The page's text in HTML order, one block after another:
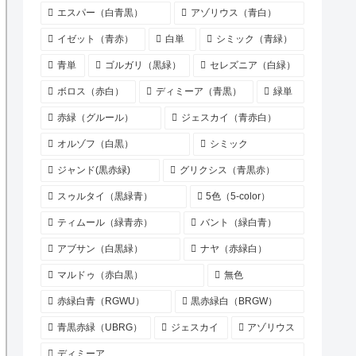
エスパー（白青黒） アゾリウス（青白）
イゼット（青赤） 白単 シミック（青緑）
青単 ゴルガリ（黒緑） セレズニア（白緑）
ボロス（赤白） ディミーア（青黒） 緑単
赤緑（グルール） ジェスカイ（青赤白）
オルゾフ（白黒） シミック
ジャンド(黒赤緑) グリクシス（青黒赤）
スゥルタイ（黒緑青） 5色（5-color）
ティムール（緑青赤） バント（緑白青）
アブサン（白黒緑） ナヤ（赤緑白）
マルドゥ（赤白黒） 無色
赤緑白青（RGWU） 黒赤緑白（BRGW）
青黒赤緑（UBRG） ジェスカイ アゾリウス
ディミーア